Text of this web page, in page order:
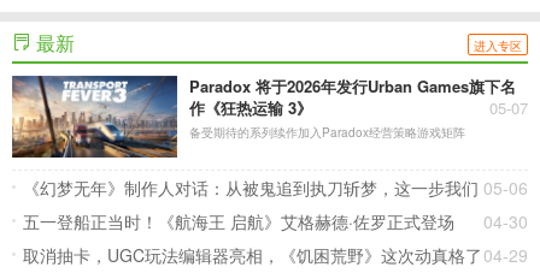
最新 进入专区
​Paradox 将于2026年发行Urban Games旗下名
作《狂热运输 3》
05-07
备受期待的系列续作加入Paradox经营策略游戏矩阵
05-06
《幻梦无年》制作人对话：从被鬼追到执刀斩梦，这一步我们
走了六代
04-30
五一登船正当时！《航海王 启航》艾格赫德·佐罗正式登场
04-29
取消抽卡，UGC玩法编辑器亮相，《饥困荒野》这次动真格了